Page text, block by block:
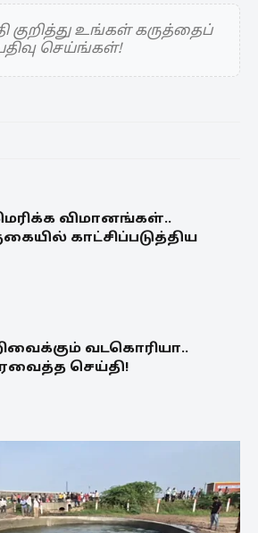
குறித்து உங்கள் கருத்தைப்
செய்ங்கள்!
விமானங்கள்..
காட்சிப்படுத்திய
வடகொரியா..
செய்தி!